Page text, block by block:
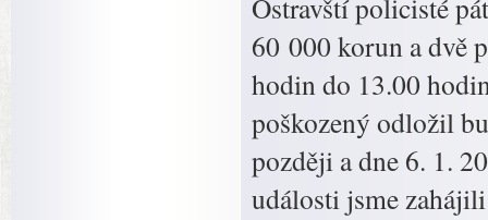
Ostravští policisté
60 000 korun a dvě
hodin do 13.00
poškozený odložil
později a dne 6. 1.
události jsme